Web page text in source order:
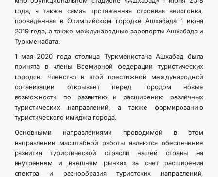
года, а также самая протяженная строевая велогонка,
проведенная в Олимпийском городке Ашхабада 1 июня
2019 года, а также международные аэропорты Ашхабада и
Туркменабата.
1 мая 2020 года столица Туркменистана Ашхабад была
принята в члены Всемирной федерации туристических
городов. Членство в этой престижной международной
организации открывает перед городом новые
возможности по развитию и расширению различных
туристических направлений, а также формированию
туристического имиджа города.
Основными направлениями проводимой в этом
направлении масштабной работы являются обеспечение
развития туристической отрасли нашей страны на
внутреннем и внешнем рынках за счет расширения
спектра и разнообразия туристских направлений,